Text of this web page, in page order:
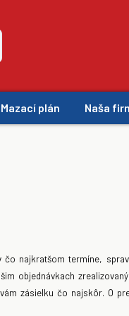
Mazací plán Naša
najkratšom termíne,
objednávkach
zásielku čo najskôr. O